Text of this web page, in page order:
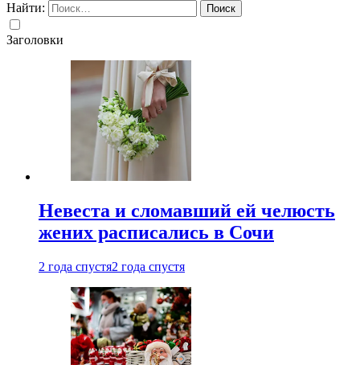
Найти:
Заголовки
Невеста и сломавший ей челюсть
жених расписались в Сочи
2 года спустя2 года спустя